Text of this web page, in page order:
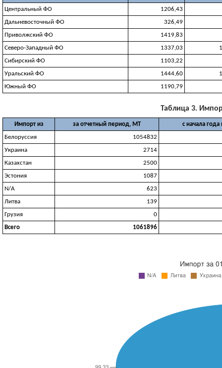
Центральный ФО
1206,43
Дальневосточный ФО
326,49
Приволжский ФО
1419,83
Северо-Западный ФО
1337,03
Сибирский ФО
1103,22
Уральский ФО
1444,60
Южный ФО
1190,79
Таблица 3.
Импорт из за отчетный период, МТ
с начала
Белоруссия
1054832
Украина
2714
Казахстан
2500
Эстония
1087
N/A
623
Литва
139
Грузия
0
Всего
1061896